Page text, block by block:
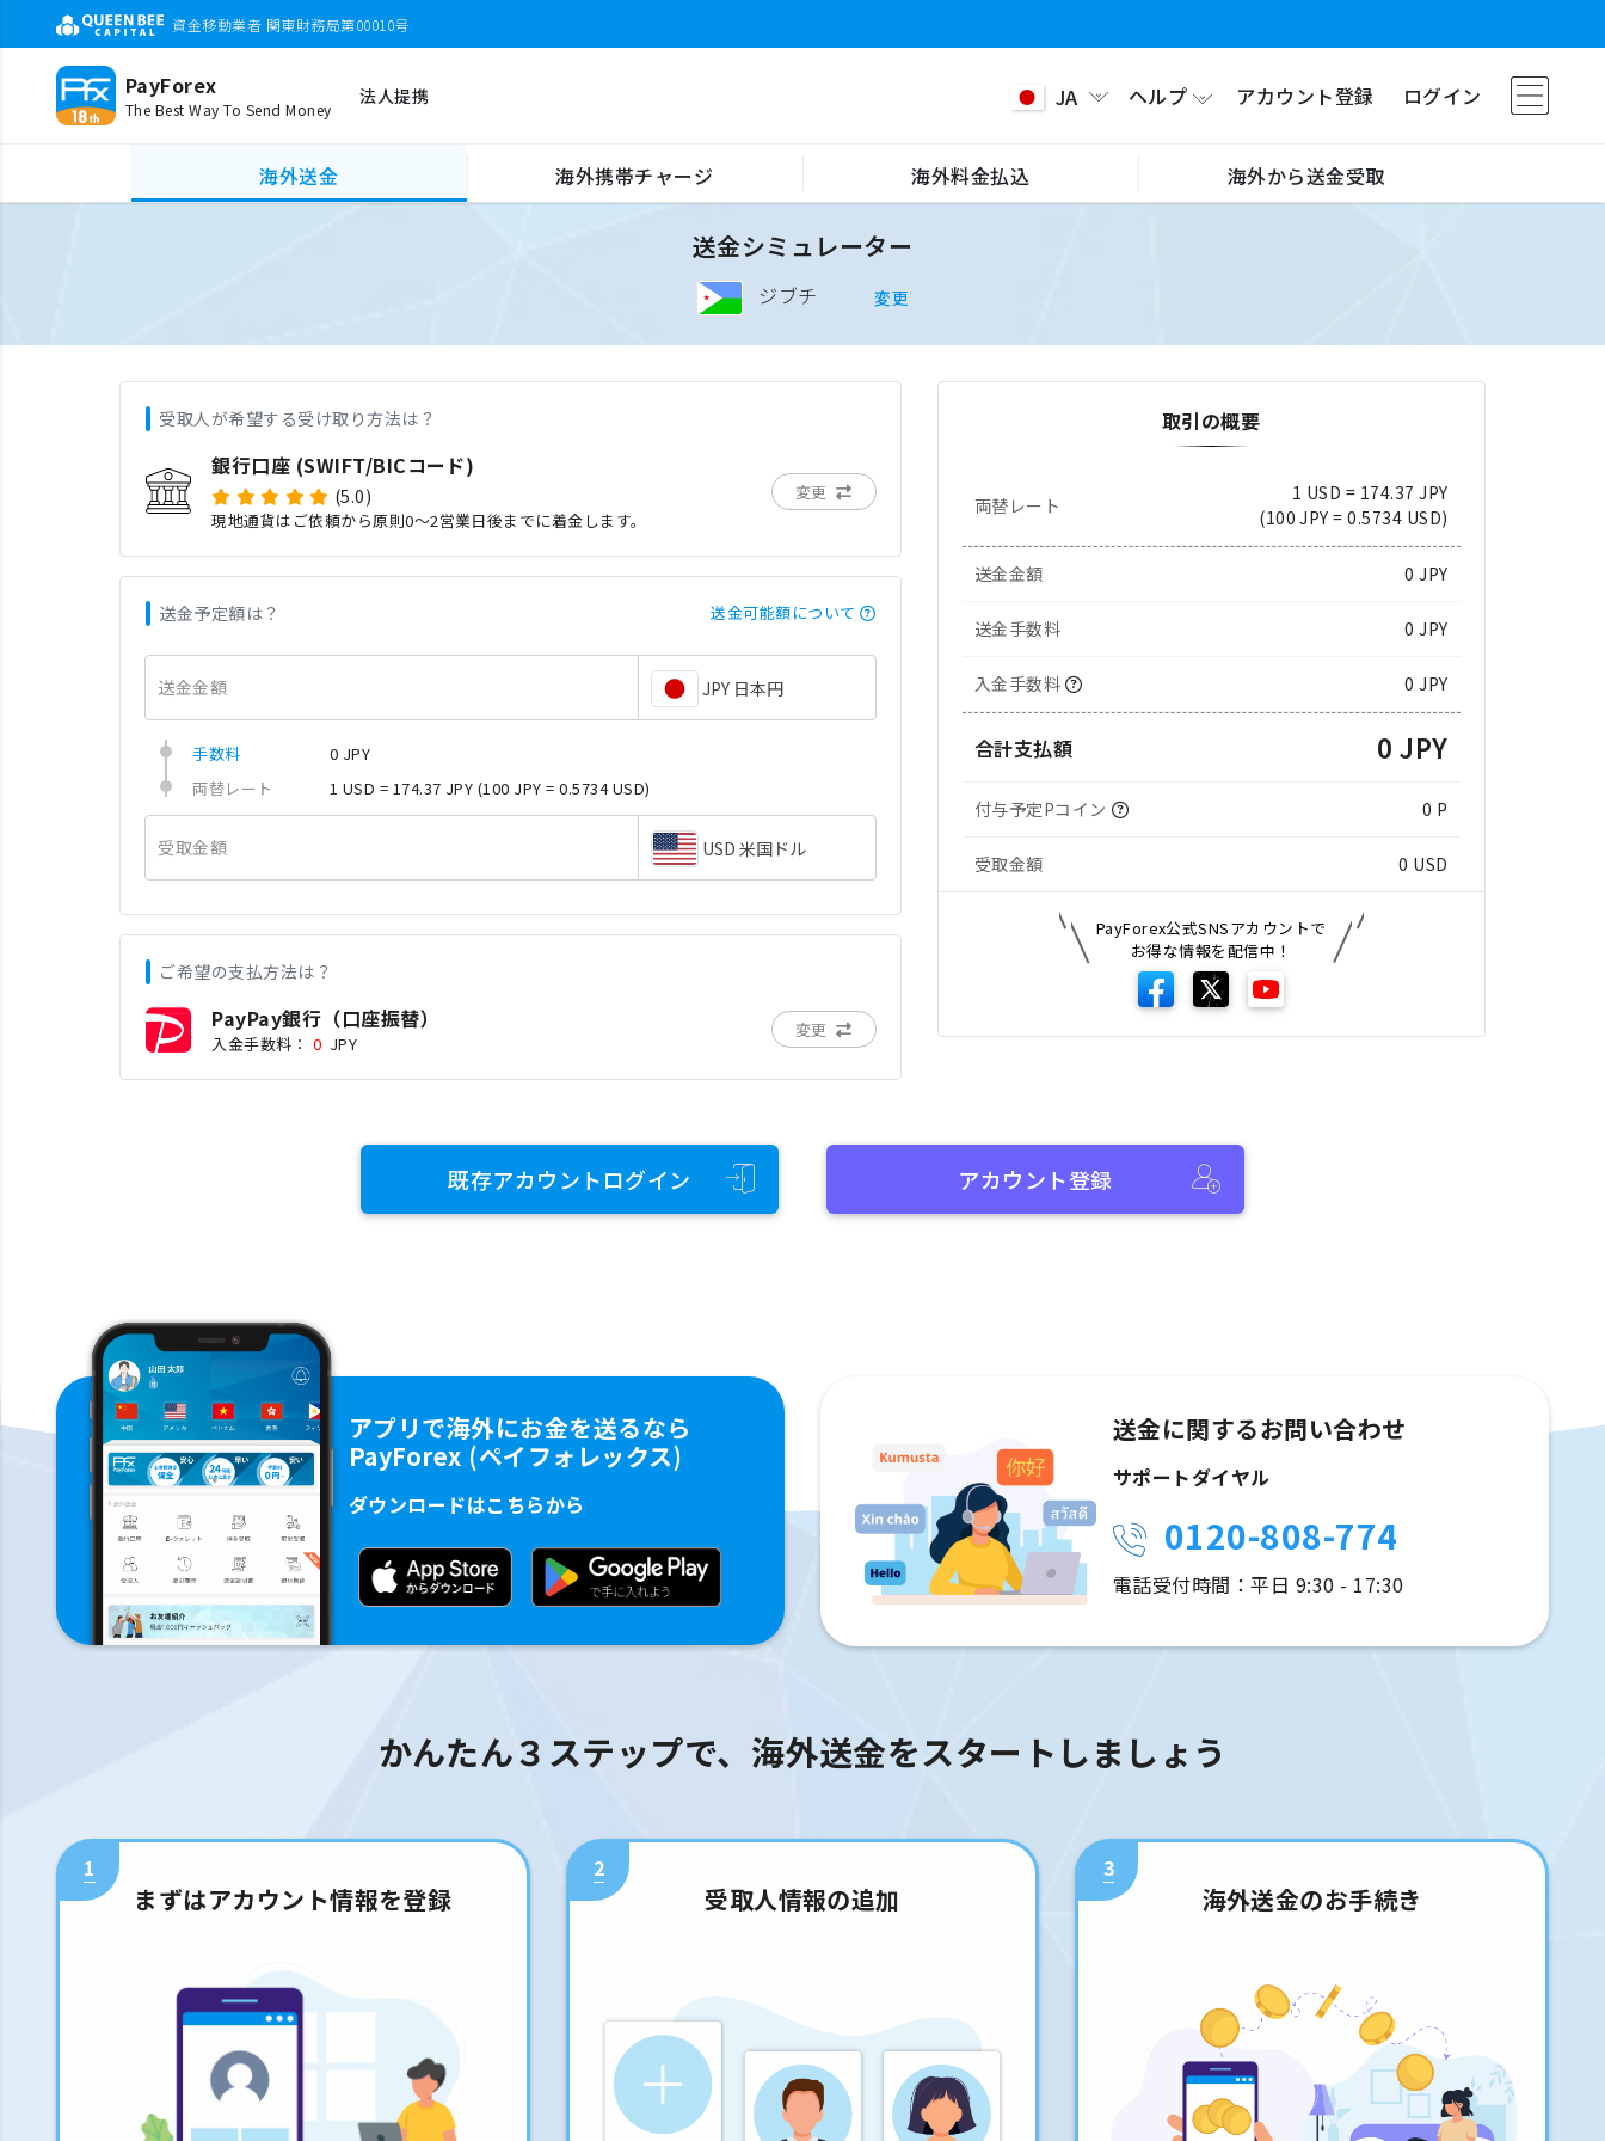
資金移動業者 関東財務局第00010号
PayForex
The Best Way To Send Money
法人提携 JA ヘルプ アカウント登録 ログイン
海外送金 海外携帯チャージ 海外料金払込 海外から送金受取
送金シミュレーター
ジブチ 変更
受取人が希望する受け取り方法は？
銀行口座 (SWIFT/BICコード)
(5.0)
現地通貨はご依頼から原則0〜2営業日後までに着金します。
変更
送金予定額は？ 送金可能額について
送金金額 JPY 日本円
手数料
0 JPY
両替レート
1 USD = 174.37 JPY (100 JPY = 0.5734 USD)
受取金額 USD 米国ドル
ご希望の支払方法は？
PayPay銀行（口座振替）
入金手数料： 0 JPY
変更
取引の概要
両替レート
1 USD = 174.37 JPY
(100 JPY = 0.5734 USD)
送金金額 0 JPY
送金手数料 0 JPY
入金手数料 0 JPY
合計支払額 0 JPY
付与予定Pコイン 0 P
受取金額 0 USD
PayForex公式SNSアカウントで
お得な情報を配信中！
既存アカウントログイン アカウント登録
アプリで海外にお金を送るなら
PayForex (ペイフォレックス)
ダウンロードはこちらから
送金に関するお問い合わせ
サポートダイヤル
0120-808-774
電話受付時間：平日 9:30 - 17:30
かんたん３ステップで、海外送金をスタートしましょう
1
まずはアカウント情報を登録
2
受取人情報の追加
3
海外送金のお手続き